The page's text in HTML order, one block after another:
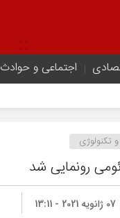
اجتماعی و حوادث
تکنولوژی
رونمایی شد
07 ژانویه 2021 - 13:11